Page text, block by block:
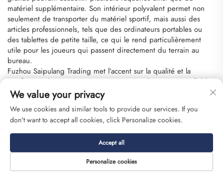
matériel supplémentaire. Son intérieur polyvalent permet non
seulement de transporter du matériel sportif, mais aussi des
articles professionnels, tels que des ordinateurs portables ou
des tablettes de petite taille, ce qui le rend particulièrement
utile pour les joueurs qui passent directement du terrain au
bureau.
Fuzhou Saipulang Trading met l’accent sur la qualité et la
satisfaction client. Ce sac est accompagné d’une garantie fiable
et d’un service client réactif, prêt à répondre à toutes vos
questions ou à résoudre tout problème éventuel. Pour les
équipes et les détaillants, des tarifs dégressifs selon les volumes
ainsi que des options de personnalisation sont disponibles afin
de répondre aux besoins et aux budgets spécifiques.
Ce sac personnalisé pour balles de pickleball avec logo
personnalisé, raquettes de tennis et sac de badminton est une
solution pratique et élégante pour les joueurs et les équipes de
We value your privacy
We use cookies and similar tools to provide our services. If you
don't want to accept all cookies, click Personalize cookies.
Personalize cookies
Accept all